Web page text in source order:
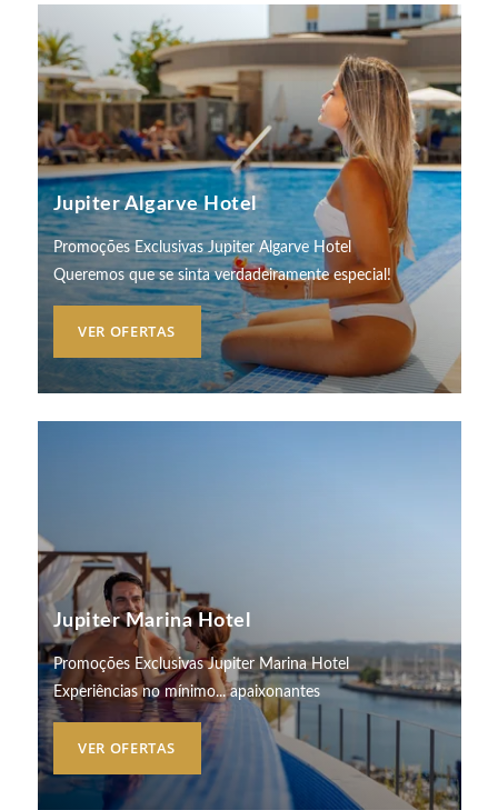
Jupiter Algarve Hotel
Promoções Exclusivas Jupiter Algarve Hotel
Queremos que se sinta verdadeiramente especial!
VER OFERTAS
Jupiter Marina Hotel
Promoções Exclusivas Jupiter Marina Hotel
Experiências no mínimo... apaixonantes
VER OFERTAS
SOBRE NÓS
HOTÉIS
PROMOÇÕES EXCLUSIVAS
DESTINOS
REUNIÕES E EVENTOS
SUSTENTABILIDADE
CHEGADA
NOITES